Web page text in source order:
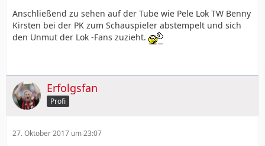
Anschließend zu sehen auf der Tube wie Pele Lok TW Benny
Kirsten bei der PK zum Schauspieler abstempelt und sich
den Unmut der Lok -Fans zuzieht.
Erfolgsfan
Profi
27. Oktober 2017 um 23:07